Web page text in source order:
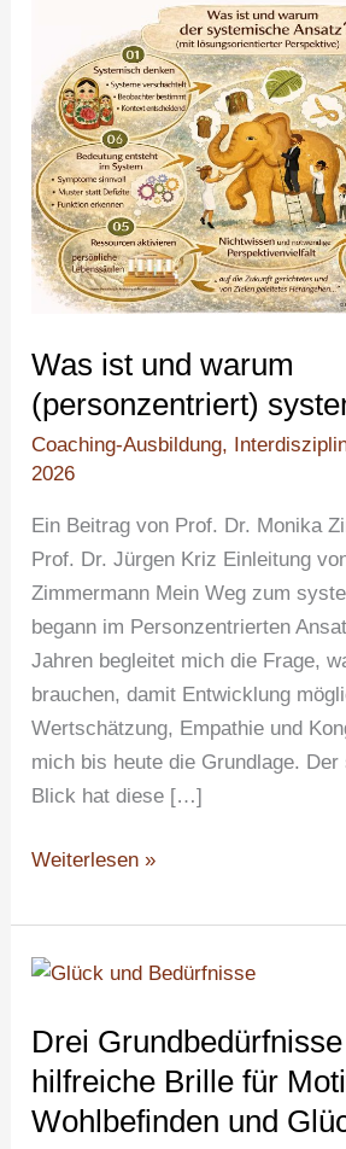
Was ist und warum
(personzentriert)
Coaching-Ausbildung,
2026
Ein Beitrag von Prof. Dr. Monika
Prof. Dr. Jürgen Kriz Einleitung
Zimmermann Mein Weg zum
begann im Personzentrierten
Jahren begleitet mich die Frage,
brauchen, damit Entwicklung
Wertschätzung, Empathie und
mich bis heute die Grundlage.
Blick hat diese […]
und
warum
(personzentriert)
systemisch?
Weiterlesen »
Drei
hilfreiche Brille für
Wohlbefinden und
Drei
als
hilfreiche
Brille